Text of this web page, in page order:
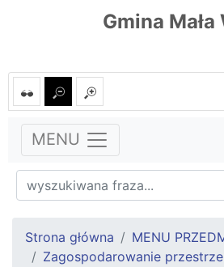
Gmina Mała
MENU
Strona główna
MENU
Zagospodarowanie